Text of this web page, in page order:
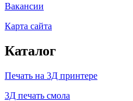
Вакансии
Карта сайта
Каталог
Печать на 3Д принтере
3Д печать смола